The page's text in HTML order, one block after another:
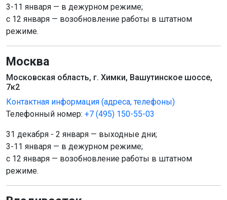
3-11 января — в дежурном режиме;
с 12 января — возобновление работы в штатном
режиме.
Москва
Московская область, г. Химки, Вашутинское шоссе,
7к2
Контактная информация (адреса, телефоны)
Телефонный номер: +7 (495) 150-55-03
31 декабря - 2 января — выходные дни;
3-11 января — в дежурном режиме;
с 12 января — возобновление работы в штатном
режиме.